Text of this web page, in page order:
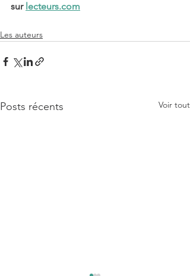
sur lecteurs.com
Les auteurs
Posts récents Voir tout